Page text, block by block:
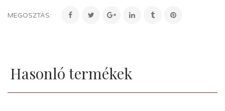
MEGOSZTÁS:
Hasonló termékek